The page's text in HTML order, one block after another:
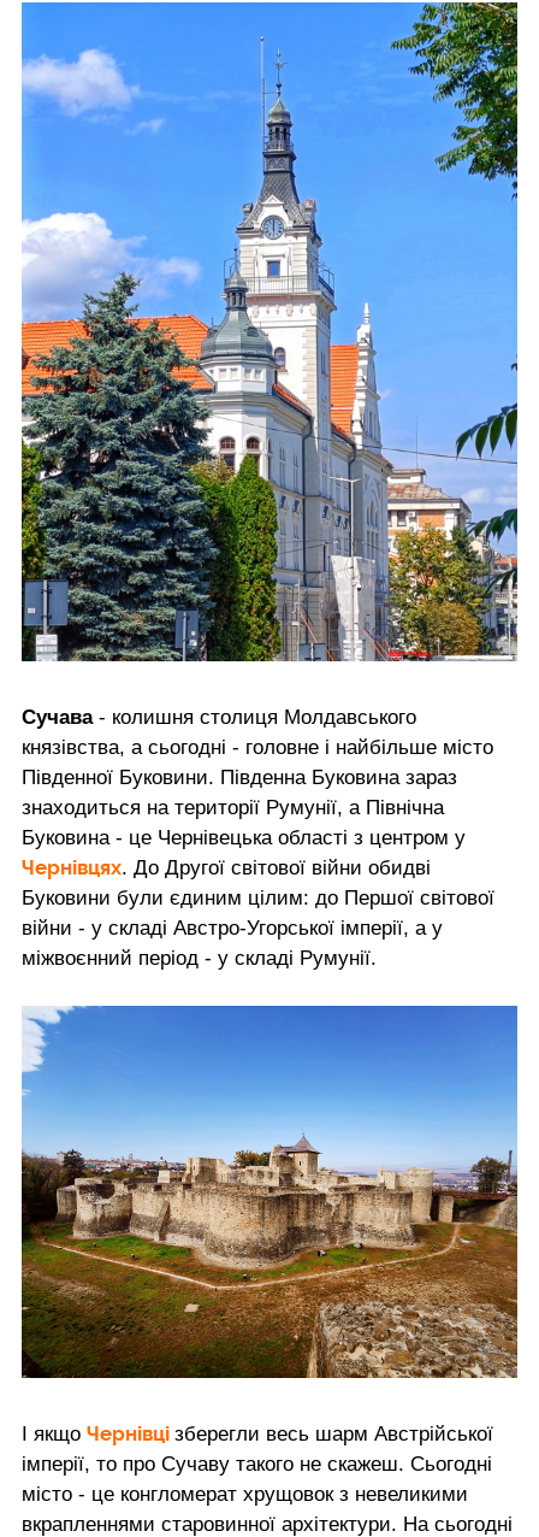
Сучава - колишня столиця Молдавського
князівства, а сьогодні - головне і найбільше місто
Південної Буковини. Південна Буковина зараз
знаходиться на території Румунії, а Північна
Буковина - це Чернівецька області з центром у
Чернівцях. До Другої світової війни обидві
Буковини були єдиним цілим: до Першої світової
війни - у складі Австро-Угорської імперії, а у
міжвоєнний період - у складі Румунії.
І якщо Чернівці зберегли весь шарм Австрійської
імперії, то про Сучаву такого не скажеш. Сьогодні
місто - це конгломерат хрущовок з невеликими
вкрапленнями старовинної архітектури. На сьогодні